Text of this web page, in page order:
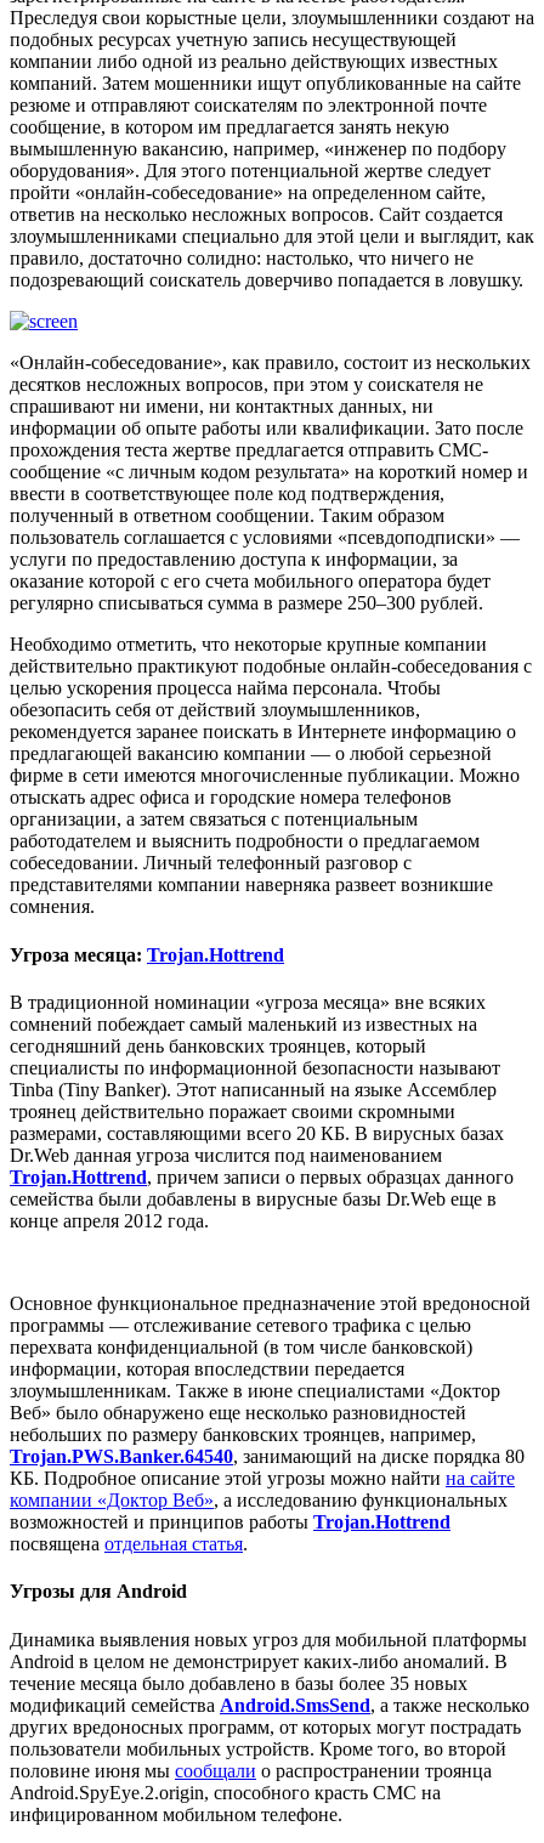
Преследуя свои корыстные цели, злоумышленники создают на
подобных ресурсах учетную запись несуществующей
компании либо одной из реально действующих известных
компаний. Затем мошенники ищут опубликованные на сайте
резюме и отправляют соискателям по электронной почте
сообщение, в котором им предлагается занять некую
вымышленную вакансию, например, «инженер по подбору
оборудования». Для этого потенциальной жертве следует
пройти «онлайн-собеседование» на определенном сайте,
ответив на несколько несложных вопросов. Сайт создается
злоумышленниками специально для этой цели и выглядит, как
правило, достаточно солидно: настолько, что ничего не
подозревающий соискатель доверчиво попадается в ловушку.
«Онлайн-собеседование», как правило, состоит из нескольких
десятков несложных вопросов, при этом у соискателя не
спрашивают ни имени, ни контактных данных, ни
информации об опыте работы или квалификации. Зато после
прохождения теста жертве предлагается отправить СМС-
сообщение «с личным кодом результата» на короткий номер и
ввести в соответствующее поле код подтверждения,
полученный в ответном сообщении. Таким образом
пользователь соглашается с условиями «псевдоподписки» —
услуги по предоставлению доступа к информации, за
оказание которой с его счета мобильного оператора будет
регулярно списываться сумма в размере 250–300 рублей.
Необходимо отметить, что некоторые крупные компании
действительно практикуют подобные онлайн-собеседования с
целью ускорения процесса найма персонала. Чтобы
обезопасить себя от действий злоумышленников,
рекомендуется заранее поискать в Интернете информацию о
предлагающей вакансию компании — о любой серьезной
фирме в сети имеются многочисленные публикации. Можно
отыскать адрес офиса и городские номера телефонов
организации, а затем связаться с потенциальным
работодателем и выяснить подробности о предлагаемом
собеседовании. Личный телефонный разговор с
представителями компании наверняка развеет возникшие
сомнения.
Угроза месяца: Trojan.Hottrend
В традиционной номинации «угроза месяца» вне всяких
сомнений побеждает самый маленький из известных на
сегодняшний день банковских троянцев, который
специалисты по информационной безопасности называют
Tinba (Tiny Banker). Этот написанный на языке Ассемблер
троянец действительно поражает своими скромными
размерами, составляющими всего 20 КБ. В вирусных базах
Dr.Web данная угроза числится под наименованием
Trojan.Hottrend, причем записи о первых образцах данного
семейства были добавлены в вирусные базы Dr.Web еще в
конце апреля 2012 года.
Основное функциональное предназначение этой вредоносной
программы — отслеживание сетевого трафика с целью
перехвата конфиденциальной (в том числе банковской)
информации, которая впоследствии передается
злоумышленникам. Также в июне специалистами «Доктор
Веб» было обнаружено еще несколько разновидностей
небольших по размеру банковских троянцев, например,
Trojan.PWS.Banker.64540, занимающий на диске порядка 80
КБ. Подробное описание этой угрозы можно найти на сайте
компании «Доктор Веб», а исследованию функциональных
возможностей и принципов работы Trojan.Hottrend
посвящена отдельная статья.
Угрозы для Android
Динамика выявления новых угроз для мобильной платформы
Android в целом не демонстрирует каких-либо аномалий. В
течение месяца было добавлено в базы более 35 новых
модификаций семейства Android.SmsSend, а также несколько
других вредоносных программ, от которых могут пострадать
пользователи мобильных устройств. Кроме того, во второй
половине июня мы сообщали о распространении троянца
Android.SpyEye.2.origin, способного красть СМС на
инфицированном мобильном телефоне.